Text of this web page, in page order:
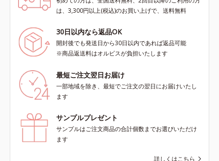
は、3,300円以上(税込)のお買い上げで、送料無料
30日以内なら返品OK
開封後でも発送日から30日以内であれば返品可能
※商品返送料はオルビスが負担いたします
最短ご注文翌日お届け
一部地域を除き、最短でご注文の翌日にお届けいたし
ます
サンプルプレゼント
サンプルはご注文商品の合計個数までお選びいただけ
ます
詳しくはこちら